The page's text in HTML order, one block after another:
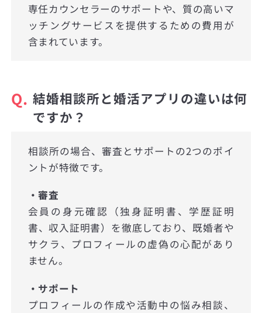
専任カウンセラーのサポートや、質の高いマ
ッチングサービスを提供するための費用が
含まれています。
Q. 結婚相談所と婚活アプリの違いは何
ですか？
相談所の場合、審査とサポートの2つのポイ
ントが特徴です。
・審査
会員の身元確認（独身証明書、学歴証明
書、収入証明書）を徹底しており、既婚者や
サクラ、プロフィールの虚偽の心配があり
ません。
・サポート
プロフィールの作成や活動中の悩み相談、